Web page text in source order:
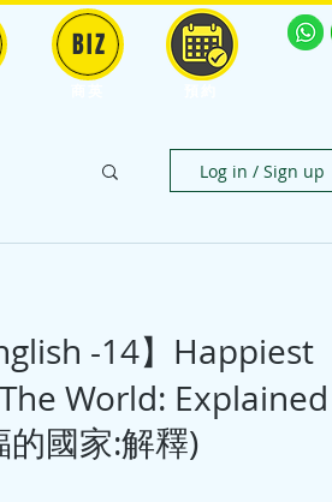
BIZ
Log in / Sign up
-14】Happiest
World: Explained
國家:解釋)